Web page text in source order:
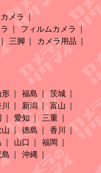
メラ
フィルムカメラ
三脚 カメラ用品
形 福島
茨城
新潟
富山
愛知
三重
山 徳島
香川
山口
福岡
島 沖縄